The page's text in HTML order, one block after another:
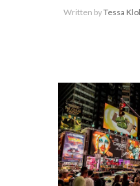
Written byTessa